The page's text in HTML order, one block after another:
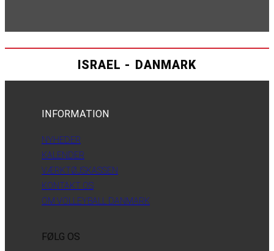
ISRAEL - DANMARK
INFORMATION
NYHEDER
KALENDER
VÆRKTØJSKASSEN
KONTAKT OS
OM VOLLEYBALL DANMARK
FØLG OS